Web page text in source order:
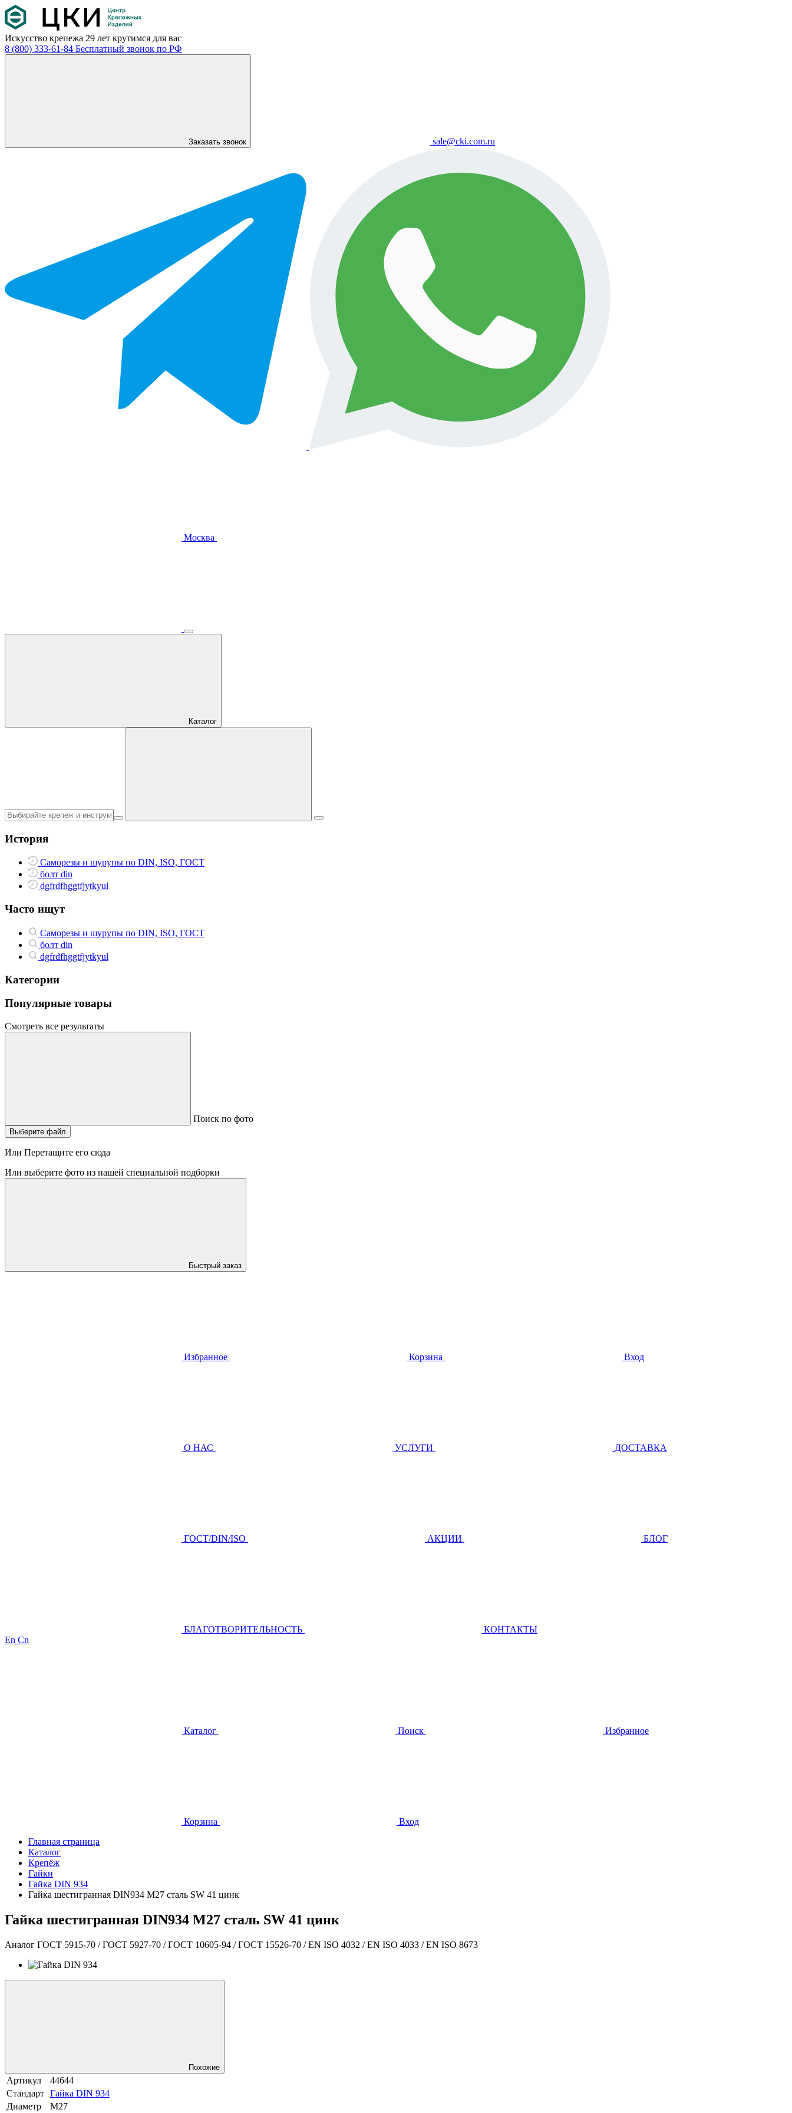
Искусство крепежа 29 лет крутимся для вас
8 (800) 333-61-84 Бесплатный звонок по РФ
Заказать звонок sale@cki.com.ru
Москва
Каталог
История
Саморезы и шурупы по DIN, ISO, ГОСТ
болт din
dgfrdfhggtfjytkyul
Часто ищут
Саморезы и шурупы по DIN, ISO, ГОСТ
болт din
dgfrdfhggtfjytkyul
Категории
Популярные товары
Смотреть все результаты
Поиск по фото
Выберите файл
Или Перетащите его сюда
Или выберите фото из нашей специальной подборки
Быстрый заказ
Избранное Корзина Вход
О НАС УСЛУГИ ДОСТАВКА
ГOCТ/DIN/ISO АКЦИИ БЛОГ
БЛАГОТВОРИТЕЛЬНОСТЬ
КОНТАКТЫ
En Cn
Каталог Поиск Избранное
Корзина
Вход
Главная страница
Каталог
Крепёж
Гайки
Гайка DIN 934
Гайка шестигранная DIN934 М27 сталь SW 41 цинк
Гайка шестигранная DIN934 М27 сталь SW 41 цинк
Аналог ГОСТ 5915-70 / ГОСТ 5927-70 / ГОСТ 10605-94 / ГОСТ 15526-70 / EN ISO 4032 / EN ISO 4033 / EN ISO 8673
Похожие
Артикул
44644
Стандарт Гайка DIN 934
Диаметр
М27